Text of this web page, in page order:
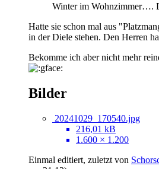
Winter im Wohnzimmer….
Hatte sie schon mal aus
in der Diele stehen. Den Herren
Bekomme ich aber nicht mehr
Bilder
20241029_170540.jpg
216,01 kB
1.600 × 1.200
Einmal editiert, zuletzt von